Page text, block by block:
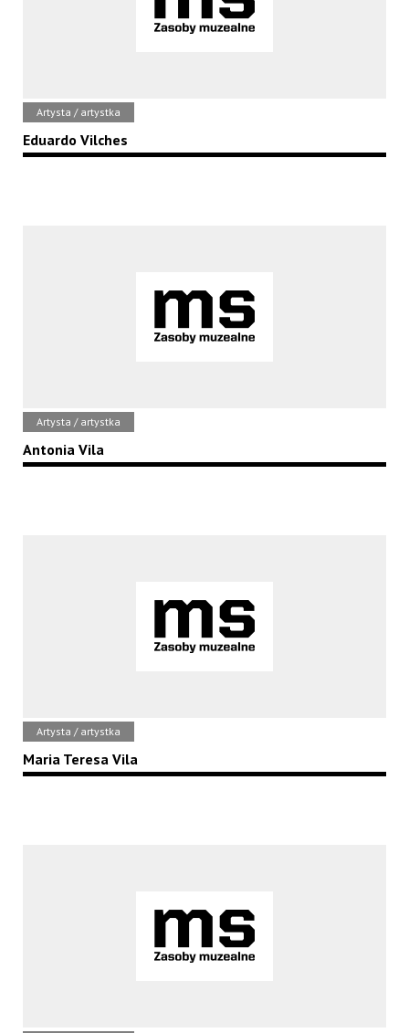
Artysta / artystka
Eduardo Vilches
Artysta / artystka
Antonia Vila
Artysta / artystka
Maria Teresa Vila